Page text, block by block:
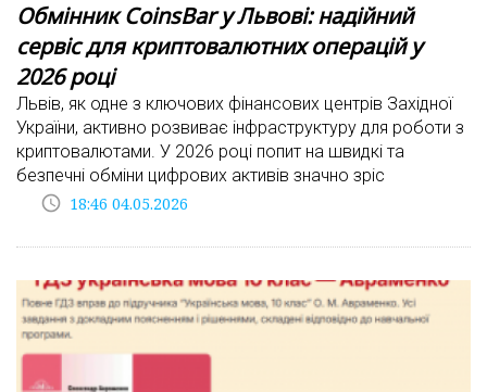
Обмінник CoinsBar у Львові: надійний
сервіс для криптовалютних операцій у
2026 році
Львів, як одне з ключових фінансових центрів Західної
України, активно розвиває інфраструктуру для роботи з
криптовалютами. У 2026 році попит на швидкі та
безпечні обміни цифрових активів значно зріс
access_time 18:46 04.05.2026